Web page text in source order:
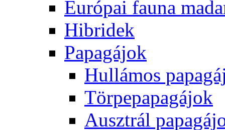
Európai fauna
Hibridek
Papagájok
Hullámos
Törpepapagájok
Ausztrál